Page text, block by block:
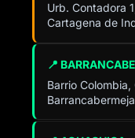
Urb. Contadora
Cartagena de
📍
Barrio